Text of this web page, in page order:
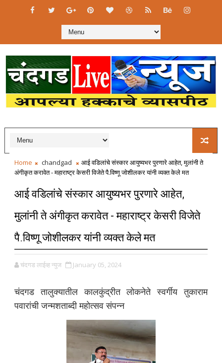
Home chandgad
आई वडिलांचे संस्कार आयुष्यभर पुरणारे आहेत, मुलांनी ते
अंगीकृत करावेत - महाराष्ट्र केसरी विजेते पै.विष्णू जोशीलकर यांनी व्यक्त केले मत
आई वडिलांचे संस्कार आयुष्यभर पुरणारे आहेत,
मुलांनी ते अंगीकृत करावेत - महाराष्ट्र केसरी विजेते
पै.विष्णू जोशीलकर यांनी व्यक्त केले मत
चंदगड लाईव्ह न्युज January 05, 2024
चंदगड तालुक्यातील कालकुंद्रीत लोकनेते स्वर्गीय तुकाराम
पवारांची जन्मशताब्दी महोत्सव संपन्न